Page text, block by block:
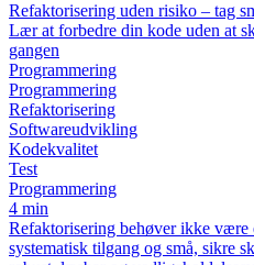
Refaktorisering uden risiko – tag
Lær at forbedre din kode uden at
gangen
Programmering
Programmering
Refaktorisering
Softwareudvikling
Kodekvalitet
Test
Programmering
4 min
Refaktorisering behøver ikke
systematisk tilgang og små, sikre